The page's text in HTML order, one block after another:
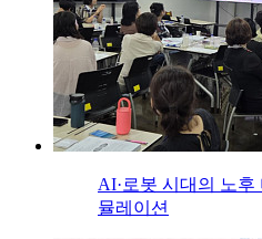
AI·로봇 시대의 노
뮬레이션